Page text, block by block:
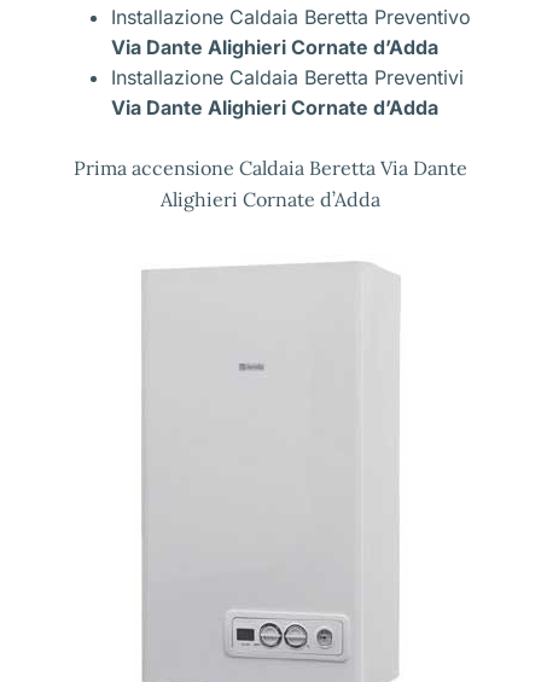
Installazione Caldaia Beretta Preventivo
Via Dante Alighieri Cornate d’Adda
Installazione Caldaia Beretta Preventivi
Via Dante Alighieri Cornate d’Adda
Prima accensione Caldaia Beretta Via Dante
Alighieri Cornate d’Adda